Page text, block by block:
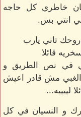
خاطري كل حاجه
انتي بس.
تاني يارب
قائلا
في نص الطريق و
مش قادر اعيش
لييييه...
و النسيان في كل